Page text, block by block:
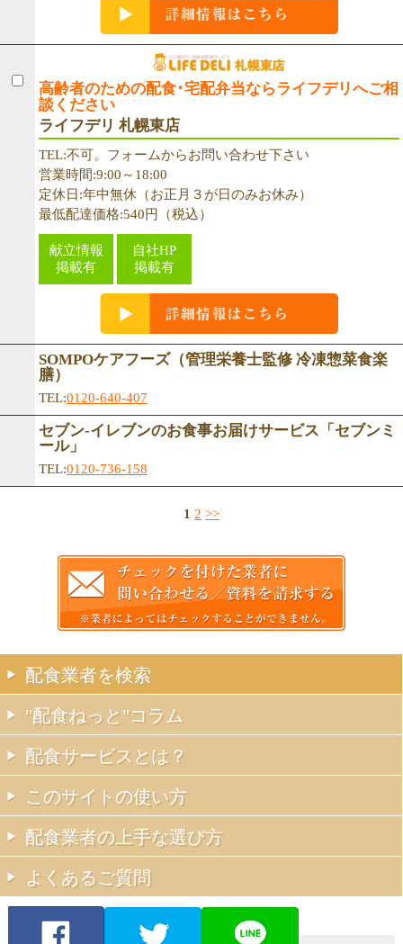
高齢者のための配食･宅配弁当ならライフデリへご相
談ください
ライフデリ 札幌東店
TEL:不可。フォームからお問い合わせ下さい
営業時間:9:00～18:00
定休日:年中無休（お正月３が日のみお休み）
最低配達価格:540円（税込）
献立情報
掲載有
自社HP
掲載有
SOMPOケアフーズ（管理栄養士監修 冷凍惣菜食楽
膳）
TEL:0120-640-407
セブン-イレブンのお食事お届けサービス「セブンミ
ール」
TEL:0120-736-158
1 2 >>
配食業者を検索
"配食ねっと"コラム
配食サービスとは？
このサイトの使い方
配食業者の上手な選び方
よくあるご質問